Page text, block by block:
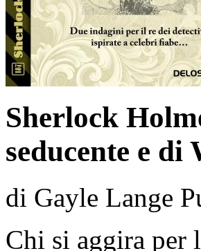
Sherlock
seducente e
di Gayle Lange
Chi si aggira